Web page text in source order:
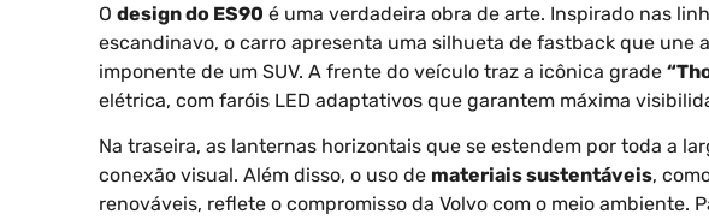
O design do ES90 é uma verdadeira obra de arte. Inspirado nas
escandinavo, o carro apresenta uma silhueta de fastback que une
imponente de um SUV. A frente do veículo traz a icônica grade
elétrica, com faróis LED adaptativos que garantem máxima
Na traseira, as lanternas horizontais que se estendem por toda a
conexão visual. Além disso, o uso de materiais sustentáveis,
renováveis, reflete o compromisso da Volvo com o meio ambiente.